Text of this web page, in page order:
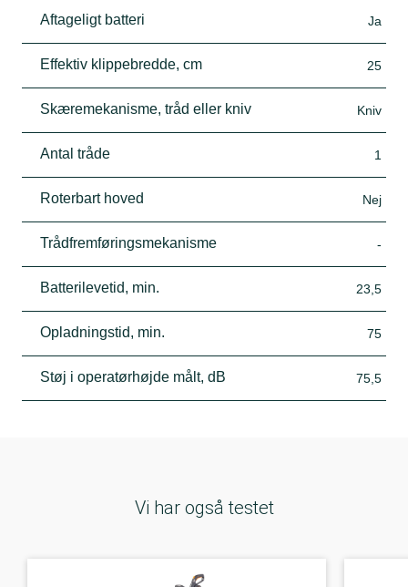
Aftageligt batteri Ja
Effektiv klippebredde, cm 25
Skæremekanisme, tråd eller kniv Kniv
Antal tråde 1
Roterbart hoved Nej
Trådfremføringsmekanisme -
Batterilevetid, min. 23,5
Opladningstid, min. 75
Støj i operatørhøjde målt, dB 75,5
Vi har også testet